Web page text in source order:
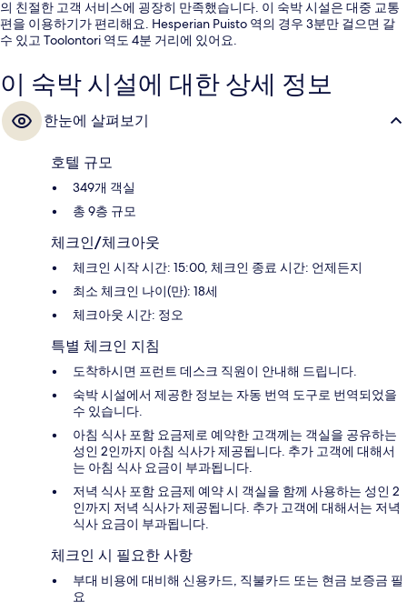
의 친절한 고객 서비스에 굉장히 만족했습니다. 이 숙박 시설은 대중 교통
편을 이용하기가 편리해요. Hesperian Puisto 역의 경우 3분만 걸으면 갈
수 있고 Toolontori 역도 4분 거리에 있어요.
이 숙박 시설에 대한 상세 정보
한눈에 살펴보기
호텔 규모
349개 객실
총 9층 규모
체크인/체크아웃
체크인 시작 시간: 15:00, 체크인 종료 시간: 언제든지
최소 체크인 나이(만): 18세
체크아웃 시간: 정오
특별 체크인 지침
도착하시면 프런트 데스크 직원이 안내해 드립니다.
숙박 시설에서 제공한 정보는 자동 번역 도구로 번역되었을
수 있습니다.
아침 식사 포함 요금제로 예약한 고객께는 객실을 공유하는
성인 2인까지 아침 식사가 제공됩니다. 추가 고객에 대해서
는 아침 식사 요금이 부과됩니다.
저녁 식사 포함 요금제 예약 시 객실을 함께 사용하는 성인 2
인까지 저녁 식사가 제공됩니다. 추가 고객에 대해서는 저녁
식사 요금이 부과됩니다.
체크인 시 필요한 사항
부대 비용에 대비해 신용카드, 직불카드 또는 현금 보증금 필
요